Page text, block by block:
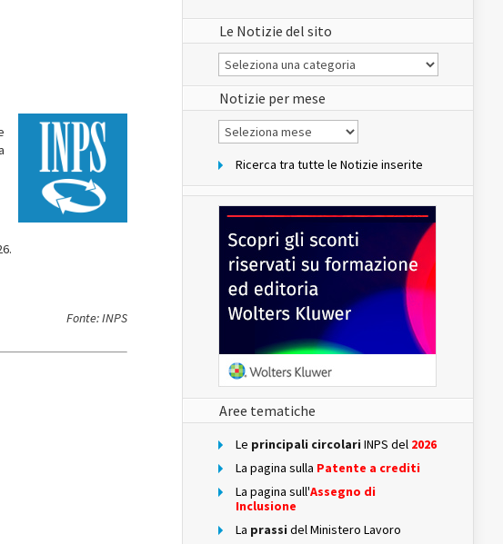
Fonte: INPS
Le Notizie del sito
Le
Notizie
del
sito
Notizie per mese
Notizie
per
Ricerca tra tutte le Notizie inserite
Aree tematiche
Le principali circolari INPS del 2026
La pagina sulla Patente a crediti
La pagina sull'Assegno di
Inclusione
La prassi del Ministero Lavoro